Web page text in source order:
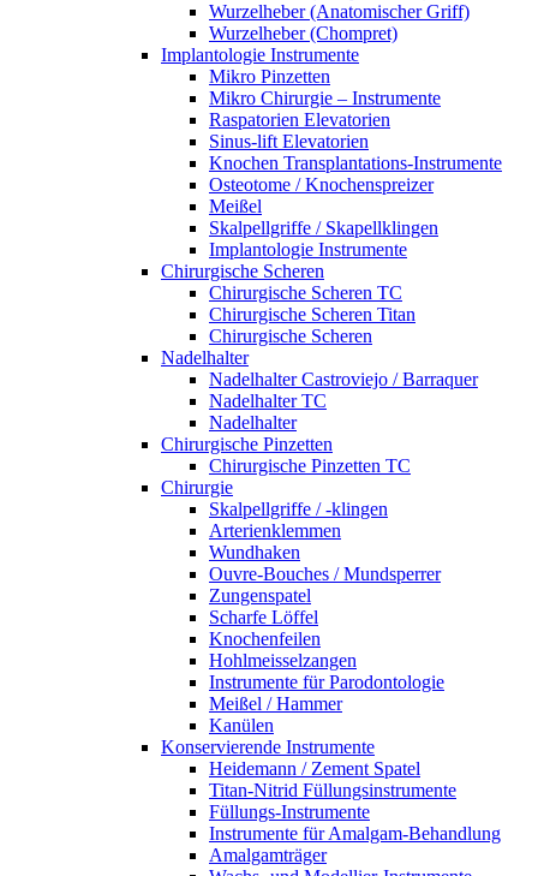
Wurzelheber (Anatomischer Griff)
Wurzelheber (Chompret)
Implantologie Instrumente
Mikro Pinzetten
Mikro Chirurgie – Instrumente
Raspatorien Elevatorien
Sinus-lift Elevatorien
Knochen Transplantations-Instrumente
Osteotome / Knochenspreizer
Meißel
Skalpellgriffe / Skapellklingen
Implantologie Instrumente
Chirurgische Scheren
Chirurgische Scheren TC
Chirurgische Scheren Titan
Chirurgische Scheren
Nadelhalter
Nadelhalter Castroviejo / Barraquer
Nadelhalter TC
Nadelhalter
Chirurgische Pinzetten
Chirurgische Pinzetten TC
Chirurgie
Skalpellgriffe / -klingen
Arterienklemmen
Wundhaken
Ouvre-Bouches / Mundsperrer
Zungenspatel
Scharfe Löffel
Knochenfeilen
Hohlmeisselzangen
Instrumente für Parodontologie
Meißel / Hammer
Kanülen
Konservierende Instrumente
Heidemann / Zement Spatel
Titan-Nitrid Füllungsinstrumente
Füllungs-Instrumente
Instrumente für Amalgam-Behandlung
Amalgamträger